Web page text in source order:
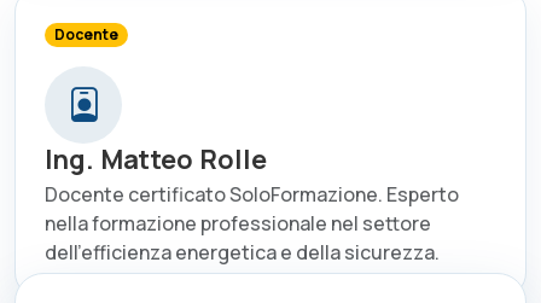
Docente
Ing. Matteo Rolle
Docente certificato SoloFormazione. Esperto
nella formazione professionale nel settore
dell'efficienza energetica e della sicurezza.